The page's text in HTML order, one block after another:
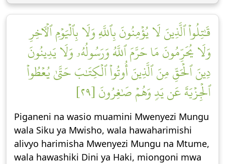
قَٰتِلُواْ ٱلَّذِينَ لَا يُؤۡمِنُونَ بِٱللَّهِ وَلَا بِٱلۡيَوۡمِ ٱلۡأٓخِرِ
وَلَا يُحَرِّمُونَ مَا حَرَّمَ ٱللَّهُ وَرَسُولُهُۥ وَلَا يَدِينُونَ
دِينَ ٱلۡحَقِّ مِنَ ٱلَّذِينَ أُوتُواْ ٱلۡكِتَٰبَ حَتَّىٰ يُعۡطُواْ
ٱلۡجِزۡيَةَ عَن يَدٖ وَهُمۡ صَٰغِرُونَ [٢٩]
Piganeni na wasio muamini Mwenyezi Mungu
wala Siku ya Mwisho, wala hawaharimishi
alivyo harimisha Mwenyezi Mungu na Mtume,
wala hawashiki Dini ya Haki, miongoni mwa